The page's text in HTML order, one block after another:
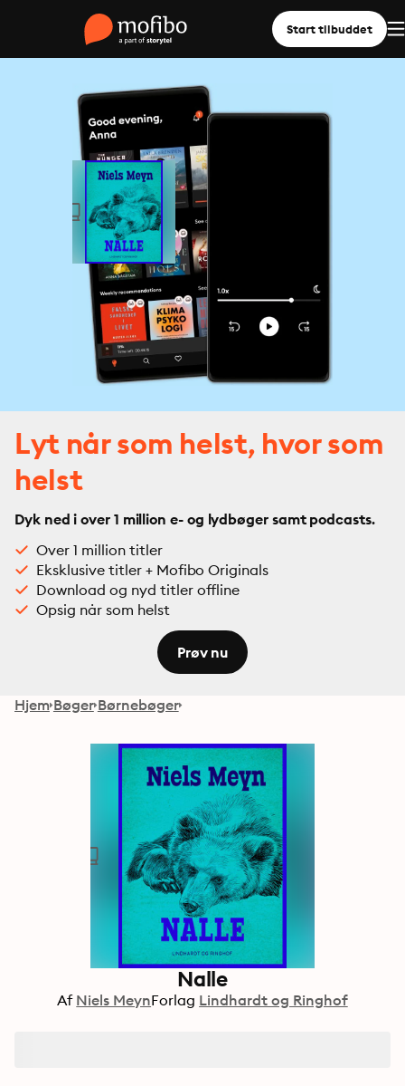
Start tilbuddet
Lyt når som helst, hvor som
helst
Dyk ned i over 1 million e- og lydbøger samt podcasts.
Over 1 million titler
Eksklusive titler + Mofibo Originals
Download og nyd titler offline
Opsig når som helst
Prøv nu
Hjem Bøger Børnebøger
Nalle
Af Niels MeynForlag Lindhardt og Ringhof